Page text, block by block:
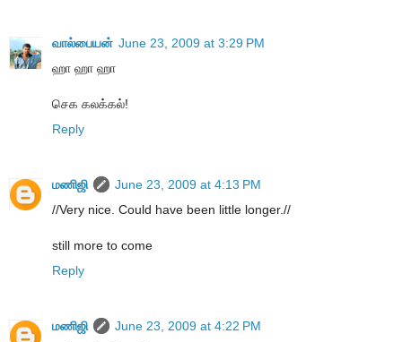
வால்பையன் June 23, 2009 at 3:29 PM
ஹா ஹா ஹா
செக கலக்கல்!
Reply
மணிஜி
June 23, 2009 at 4:13 PM
//Very nice. Could have been little longer.//
still more to come
Reply
மணிஜி
June 23, 2009 at 4:22 PM